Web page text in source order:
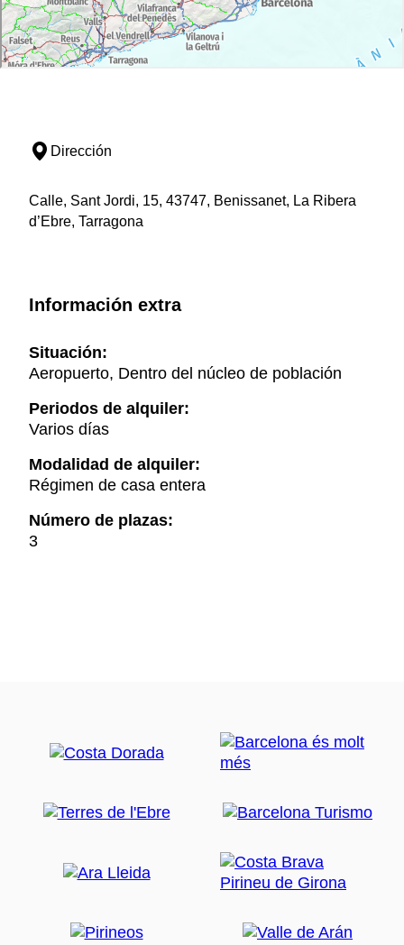
Dirección
Calle, Sant Jordi, 15, 43747, Benissanet, La Ribera
d’Ebre, Tarragona
Información extra
Situación:
Aeropuerto, Dentro del núcleo de población
Periodos de alquiler:
Varios días
Modalidad de alquiler:
Régimen de casa entera
Número de plazas:
3